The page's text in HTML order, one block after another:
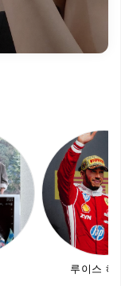
루이스 해